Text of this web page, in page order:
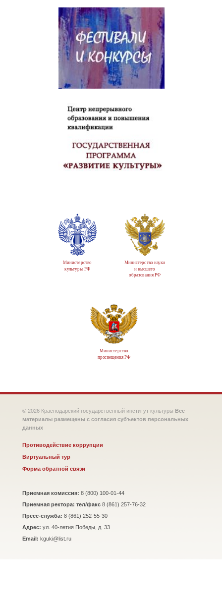
Министерство
культуры РФ
Министерство науки
и высшего
образования РФ
Министерство
просвещения РФ
© 2026 Краснодарский государственный институт культуры Все
материалы размещены с согласия субъектов персональных
данных
Противодействие коррупции
Виртуальный тур
Форма обратной связи
Приемная комиссия: 8 (800) 100-01-44
Приемная ректора: тел/факс 8 (861) 257-76-32
Пресс-служба: 8 (861) 252-55-30
Адрес: ул. 40-летия Победы, д. 33
Email: kguki@list.ru